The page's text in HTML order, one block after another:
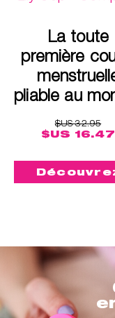
La toute
première
pliable au
$US 32.95
$US 16.47